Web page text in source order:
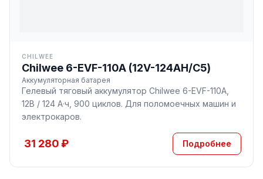
CHILWEE
Chilwee 6-EVF-110A (12V-124AH/С5)
Аккумуляторная батарея
Гелевый тяговый аккумулятор Chilwee 6-EVF-110A,
12В / 124 А·ч, 900 циклов. Для поломоечных машин и
электрокаров.
31 280 ₽ Подробнее